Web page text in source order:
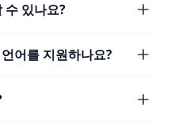
수 있나요?
어를 지원하나요?